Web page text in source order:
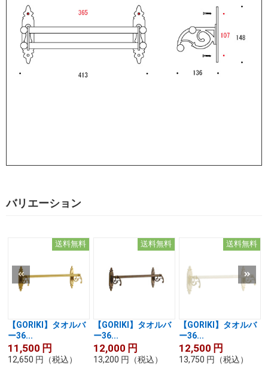
バリエーション
送料無料
【GORIKI】タオルバ
ー36...
11,500 円
12,650 円 （税込）
送料無料
【GORIKI】タオルバ
ー36...
12,000 円
13,200 円 （税込）
送料無料
【GORIKI】タオルバ
ー36...
12,500 円
13,750 円 （税込）